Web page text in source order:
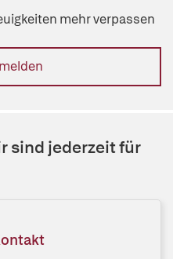
mehr verpassen
sind jederzeit für